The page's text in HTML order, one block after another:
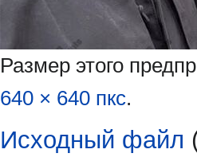
Размер этого
640 × 640 пкс.
Исходный файл